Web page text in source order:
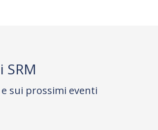
sui prossimi eventi